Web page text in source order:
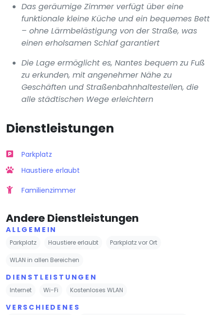
Das geräumige Zimmer verfügt über eine
funktionale kleine Küche und ein bequemes Bett
– ohne Lärmbelästigung von der Straße, was
einen erholsamen Schlaf garantiert
Die Lage ermöglicht es, Nantes bequem zu Fuß
zu erkunden, mit angenehmer Nähe zu
Geschäften und Straßenbahnhaltestellen, die
alle städtischen Wege erleichtern
Dienstleistungen
Parkplatz
Haustiere erlaubt
Familienzimmer
Andere Dienstleistungen
ALLGEMEIN
Parkplatz Haustiere erlaubt Parkplatz vor Ort
WLAN in allen Bereichen
DIENSTLEISTUNGEN
Internet Wi-Fi Kostenloses WLAN
VERSCHIEDENES